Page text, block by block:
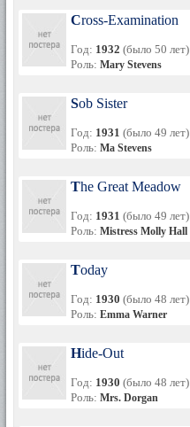
Cross-Examination
Год: 1932 (было 50 лет)
Роль: Mary Stevens
Sob Sister
Год: 1931 (было 49 лет)
Роль: Ma Stevens
The Great Meadow
Год: 1931 (было 49 лет)
Роль: Mistress Molly Hall
Today
Год: 1930 (было 48 лет)
Роль: Emma Warner
Hide-Out
Год: 1930 (было 48 лет)
Роль: Mrs. Dorgan